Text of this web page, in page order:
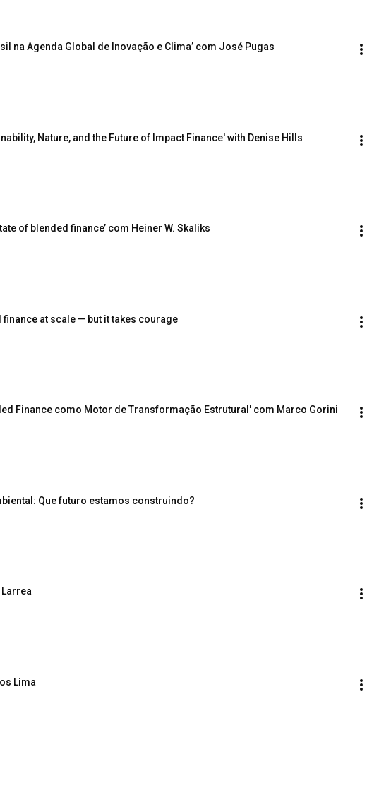
na Agenda Global de Inovação e Clima’ com José Pugas
Nature, and the Future of Impact Finance' with Denise Hills
of blended finance’ com Heiner W. Skaliks
at scale — but it takes courage
Finance como Motor de Transformação Estrutural' com Marco Gorini
Que futuro estamos construindo?
Larrea
Lima